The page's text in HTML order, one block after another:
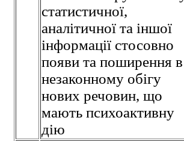
статистичної,
аналітичної та іншої
інформації стосовно
появи та поширення в
незаконному обігу
нових речовин, що
мають психоактивну
дію